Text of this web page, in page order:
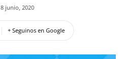
8 junio, 2020
+ Seguinos en Google